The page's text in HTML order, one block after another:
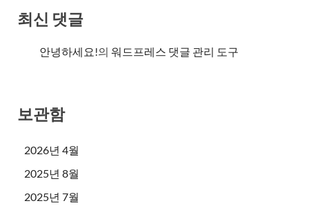
최신 댓글
안녕하세요!의 워드프레스 댓글 관리 도구
보관함
2026년 4월
2025년 8월
2025년 7월